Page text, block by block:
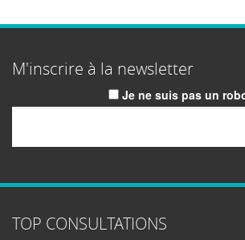
M'inscrire à la newsletter
Je ne suis pas un
TOP CONSULTATIONS